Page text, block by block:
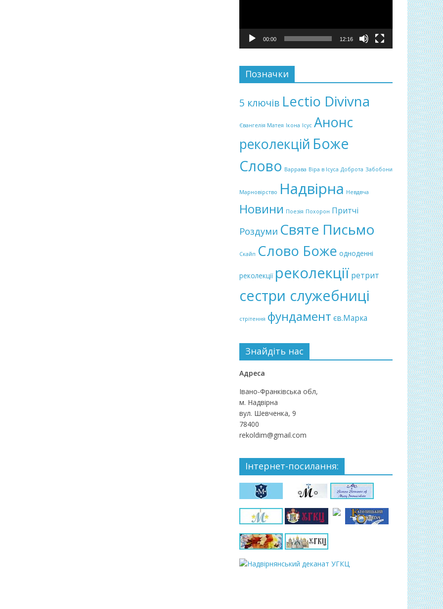
00:00 12:16
Позначки
5 ключів Lectio Divivna
Євангелія Матея Ікона Ісус Анонс
реколекцій Боже
Слово Варрава Віра в Ісуса Доброта Забобони
Марновірство Надвірна Невдвча
Новини Поезія Похорон Притчі
Роздуми Святе Письмо
Скайп Слово Боже одноденні
реколекції реколекції ретрит
сестри служебниці
стрітення фундамент єв.Марка
Знайдіть нас
Адреса
Івано-Франківська обл,
м. Надвірна
вул. Шевченка, 9
78400
rekoldim@gmail.com
Інтернет-посилання: